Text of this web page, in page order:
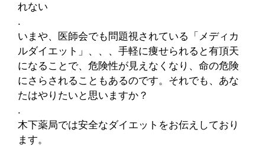
れない
.
いまや、医師会でも問題視されている「メディカ
ルダイエット」、、、手軽に痩せられると有頂天
になることで、危険性が見えなくなり、命の危険
にさらされることもあるのです。それでも、あな
たはやりたいと思いますか？
.
木下薬局では安全なダイエットをお伝えしており
ます。